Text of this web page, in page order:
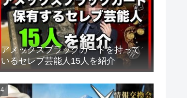
アメックスブラックカードを持って
いるセレブ芸能人15人を紹介